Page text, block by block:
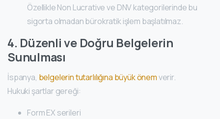
Özellikle Non Lucrative ve DNV kategorilerinde bu
sigorta olmadan bürokratik işlem başlatılmaz.
4. Düzenli ve Doğru Belgelerin
Sunulması
İspanya, belgelerin tutarlılığına büyük önemverir.
Hukuki şartlar gereği:
Form EX serileri